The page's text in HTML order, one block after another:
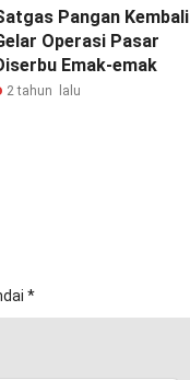
Pangan Kembali
Operasi Pasar
Emak-emak
2 tahun lalu
*